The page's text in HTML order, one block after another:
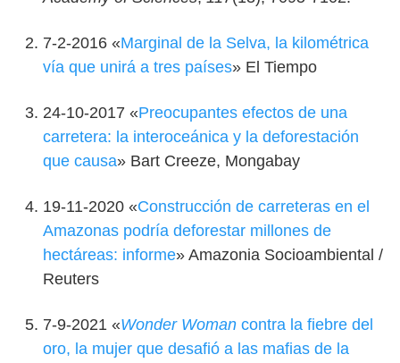
7-2-2016 «Marginal de la Selva, la kilométrica
vía que unirá a tres países» El Tiempo
24-10-2017 «Preocupantes efectos de una
carretera: la interoceánica y la deforestación
que causa» Bart Creeze, Mongabay
19-11-2020 «Construcción de carreteras en el
Amazonas podría deforestar millones de
hectáreas: informe» Amazonia Socioambiental /
Reuters
7-9-2021 «Wonder Woman contra la fiebre del
oro, la mujer que desafió a las mafias de la